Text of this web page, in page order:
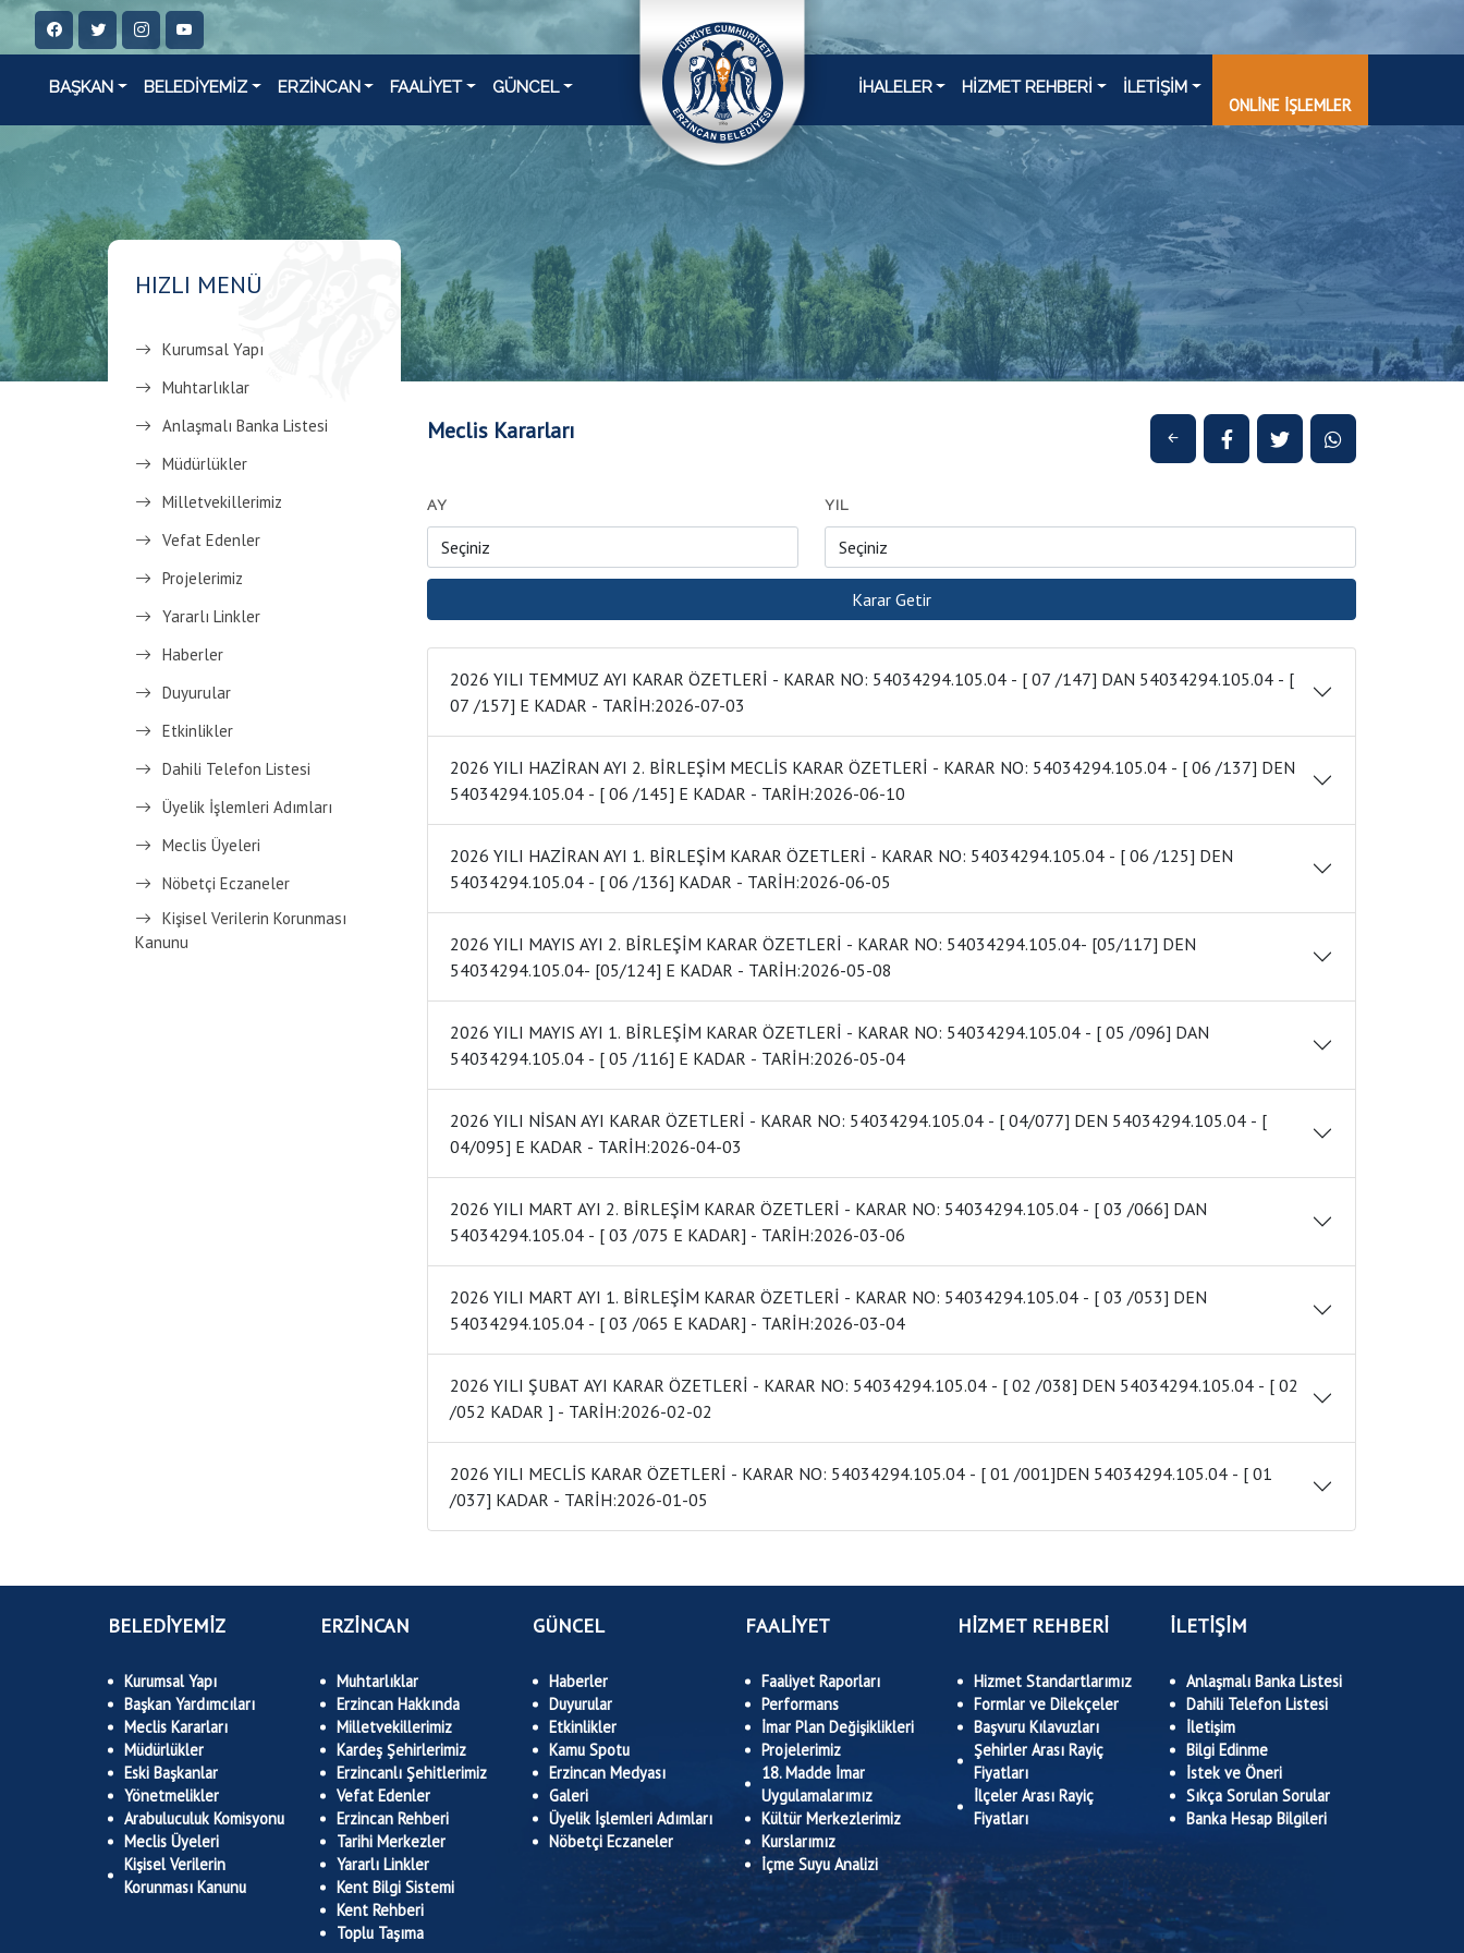
BAŞKAN BELEDİYEMİZ ERZİNCAN FAALİYET GÜNCEL İHALELER HİZMET REHBERİ İLETİŞİM
ONLİNE İŞLEMLER
HIZLI MENÜ
Kurumsal Yapı
Muhtarlıklar
Anlaşmalı Banka Listesi
Müdürlükler
Milletvekillerimiz
Vefat Edenler
Projelerimiz
Yararlı Linkler
Haberler
Duyurular
Etkinlikler
Dahili Telefon Listesi
Üyelik İşlemleri Adımları
Meclis Üyeleri
Nöbetçi Eczaneler
Kişisel Verilerin Korunması
Kanunu
Meclis Kararları
AY YIL
2026 YILI TEMMUZ AYI KARAR ÖZETLERİ - KARAR NO: 54034294.105.04 - [ 07 /147] DAN 54034294.105.04 - [
07 /157] E KADAR - TARİH:2026-07-03
2026 YILI HAZİRAN AYI 2. BİRLEŞİM MECLİS KARAR ÖZETLERİ - KARAR NO: 54034294.105.04 - [ 06 /137] DEN
54034294.105.04 - [ 06 /145] E KADAR - TARİH:2026-06-10
2026 YILI HAZİRAN AYI 1. BİRLEŞİM KARAR ÖZETLERİ - KARAR NO: 54034294.105.04 - [ 06 /125] DEN
54034294.105.04 - [ 06 /136] KADAR - TARİH:2026-06-05
2026 YILI MAYIS AYI 2. BİRLEŞİM KARAR ÖZETLERİ - KARAR NO: 54034294.105.04- [05/117] DEN
54034294.105.04- [05/124] E KADAR - TARİH:2026-05-08
2026 YILI MAYIS AYI 1. BİRLEŞİM KARAR ÖZETLERİ - KARAR NO: 54034294.105.04 - [ 05 /096] DAN
54034294.105.04 - [ 05 /116] E KADAR - TARİH:2026-05-04
2026 YILI NİSAN AYI KARAR ÖZETLERİ - KARAR NO: 54034294.105.04 - [ 04/077] DEN 54034294.105.04 - [
04/095] E KADAR - TARİH:2026-04-03
2026 YILI MART AYI 2. BİRLEŞİM KARAR ÖZETLERİ - KARAR NO: 54034294.105.04 - [ 03 /066] DAN
54034294.105.04 - [ 03 /075 E KADAR] - TARİH:2026-03-06
2026 YILI MART AYI 1. BİRLEŞİM KARAR ÖZETLERİ - KARAR NO: 54034294.105.04 - [ 03 /053] DEN
54034294.105.04 - [ 03 /065 E KADAR] - TARİH:2026-03-04
2026 YILI ŞUBAT AYI KARAR ÖZETLERİ - KARAR NO: 54034294.105.04 - [ 02 /038] DEN 54034294.105.04 - [ 02
/052 KADAR ] - TARİH:2026-02-02
2026 YILI MECLİS KARAR ÖZETLERİ - KARAR NO: 54034294.105.04 - [ 01 /001]DEN 54034294.105.04 - [ 01
/037] KADAR - TARİH:2026-01-05
BELEDİYEMİZ
Kurumsal Yapı
Başkan Yardımcıları
Meclis Kararları
Müdürlükler
Eski Başkanlar
Yönetmelikler
Arabuluculuk Komisyonu
Meclis Üyeleri
Kişisel Verilerin
Korunması Kanunu
ERZİNCAN
Muhtarlıklar
Erzincan Hakkında
Milletvekillerimiz
Kardeş Şehirlerimiz
Erzincanlı Şehitlerimiz
Vefat Edenler
Erzincan Rehberi
Tarihi Merkezler
Yararlı Linkler
Kent Bilgi Sistemi
Kent Rehberi
Toplu Taşıma
GÜNCEL
Haberler
Duyurular
Etkinlikler
Kamu Spotu
Erzincan Medyası
Galeri
Üyelik İşlemleri Adımları
Nöbetçi Eczaneler
FAALİYET
Faaliyet Raporları
Performans
İmar Plan Değişiklikleri
Projelerimiz
18. Madde İmar
Uygulamalarımız
Kültür Merkezlerimiz
Kurslarımız
İçme Suyu Analizi
HİZMET REHBERİ
Hizmet Standartlarımız
Formlar ve Dilekçeler
Başvuru Kılavuzları
Şehirler Arası Rayiç
Fiyatları
İlçeler Arası Rayiç
Fiyatları
İLETİŞİM
Anlaşmalı Banka Listesi
Dahili Telefon Listesi
İletişim
Bilgi Edinme
İstek ve Öneri
Sıkça Sorulan Sorular
Banka Hesap Bilgileri